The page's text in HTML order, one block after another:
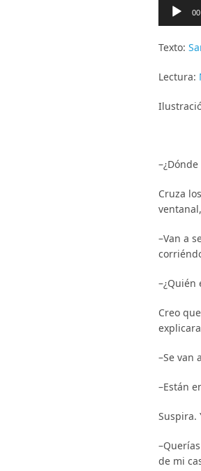
audio
Texto:
Lectura:
Cruza
–Van a
–¿Quién
Creo
–Se van
–Están
Suspira.
de mi